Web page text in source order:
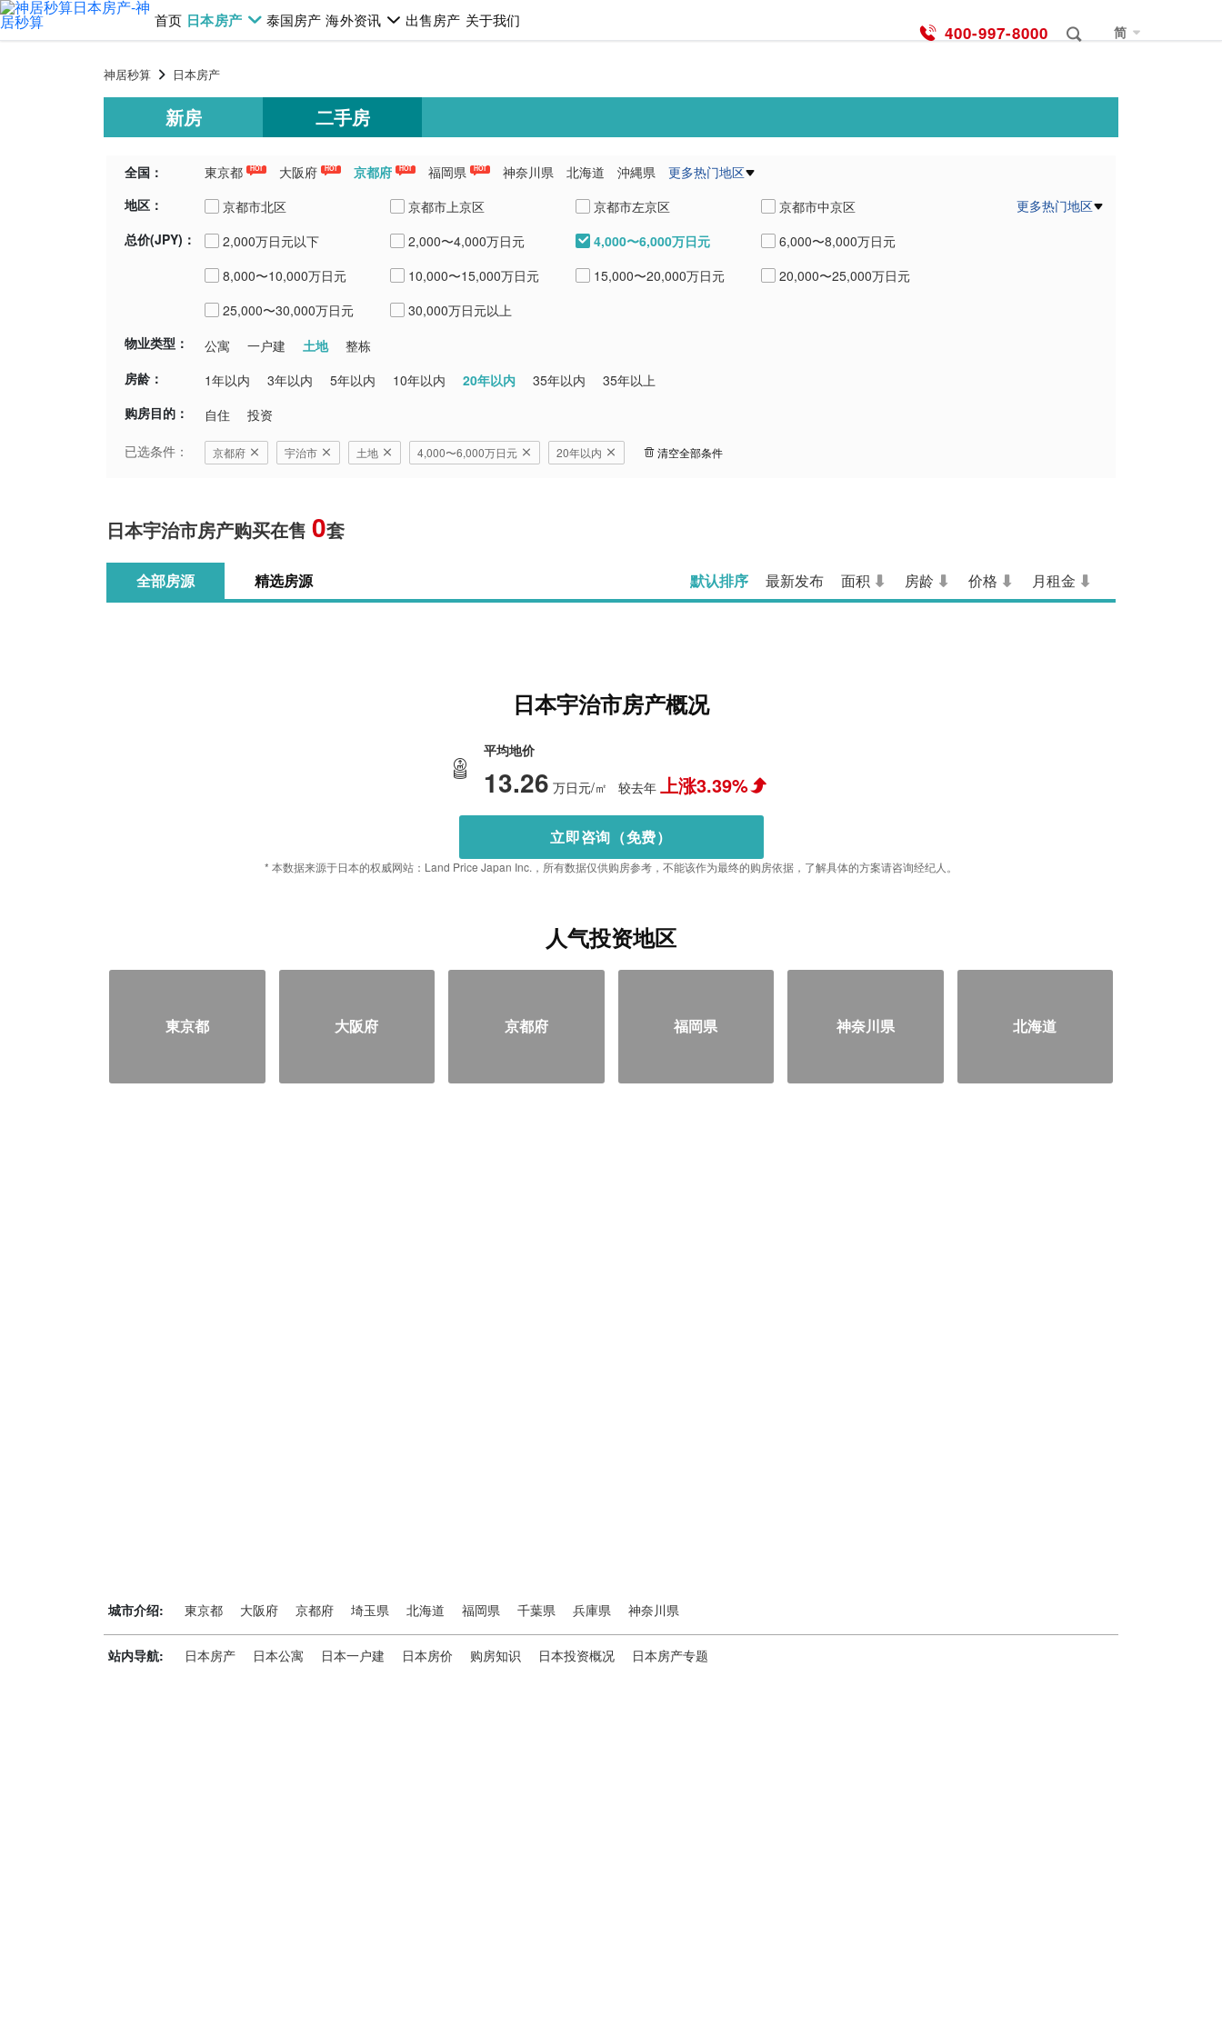
400-997-8000 简
首页 日本房产 泰国房产 海外资讯 出售房产 关于我们
神居秒算 日本房产
新房 二手房
全国： 東京都 HOT 大阪府 HOT 京都府 HOT 福岡県 HOT 神奈川県 北海道 沖縄県
更多热门地区
千葉県
埼玉県 新潟県 愛知県 熊本県
地区： 京都市北区 京都市上京区 京都市左京区
京都市中京区
京都市東山区
京都市下京区 京都市南区
京都市右京区
京都市伏見区
京都市山科区 京都市西京区 宇治市
更多热门地区
总价(JPY)：
2,000万日元以下 2,000〜4,000万日元 4,000〜6,000万日元
6,000〜8,000万日元
8,000〜10,000万日元
10,000〜15,000万日元 15,000〜20,000万日元
20,000〜25,000万日元
25,000〜30,000万日元
30,000万日元以上
物业类型：
公寓 一户建 土地
整栋
房龄：
1年以内 3年以内 5年以内 10年以内 20年以内 35年以内
35年以上
购房目的：
自住
投资
已选条件：
京都府 宇治市 土地 4,000〜6,000万日元 20年以内 清空全部条件
日本宇治市房产购买在售 0套
全部房源 精选房源 默认排序 最新发布 面积 房龄 价格 月租金
日本宇治市房产概况
平均地价
13.26 万日元/㎡ 较去年 上涨3.39%
立即咨询（免费）
* 本数据来源于日本的权威网站：Land Price Japan Inc.，所有数据仅供购房参考，不能该作为最终的购房依据，了解具体的方案请咨询经纪人。
人气投资地区
東京都 大阪府 京都府 福岡県 神奈川県 北海道
城市介绍: 東京都 大阪府 京都府 埼玉県 北海道 福岡県 千葉県 兵庫県 神奈川県
站内导航: 日本房产 日本公寓 日本一户建 日本房价 购房知识 日本投资概况 日本房产专题